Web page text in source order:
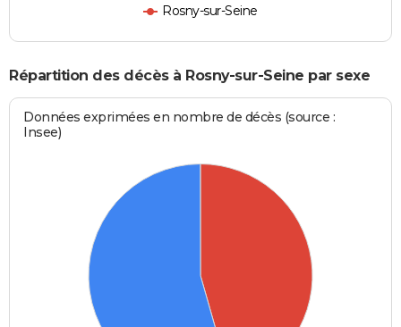
Rosny-sur-Seine
Répartition des décès à Rosny-sur-Seine par sexe
Données exprimées en nombre de décès (source :
Insee)